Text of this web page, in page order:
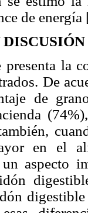
de
DISCUSIÓN
presenta la
De
de
en el
aspecto